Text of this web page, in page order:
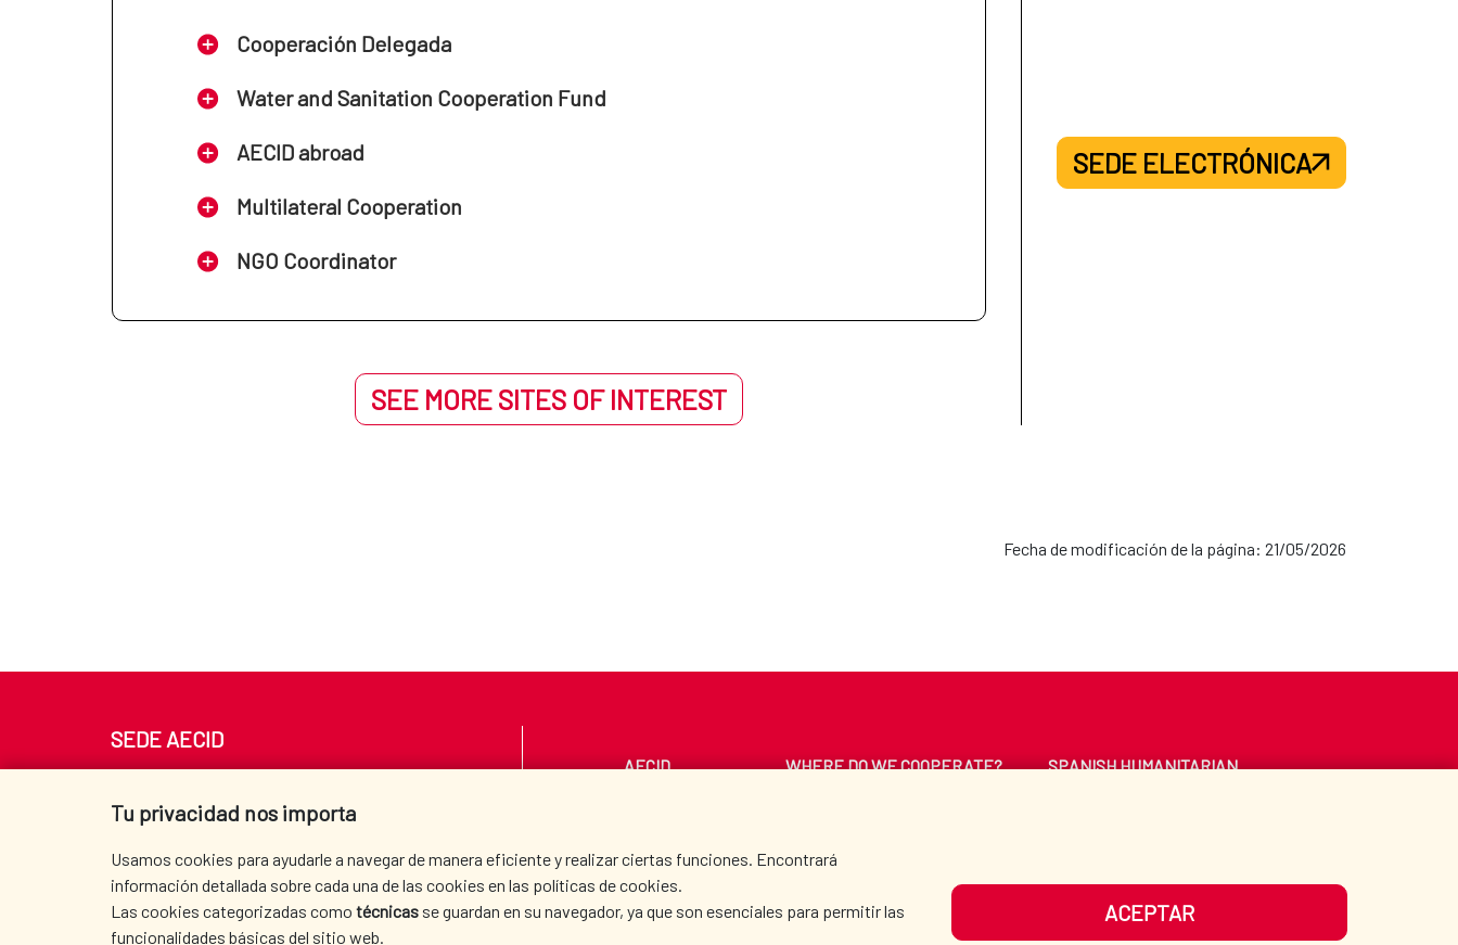
Cooperación Delegada
Water and Sanitation Cooperation Fund
AECID abroad
Multilateral Cooperation
NGO Coordinator
SEE MORE SITES OF INTEREST
SEDE ELECTRÓNICA
Fecha de modificación de la página: 21/05/2026
Tu privacidad nos importa
Usamos cookies para ayudarle a navegar de manera eficiente y realizar ciertas funciones. Encontrará
información detallada sobre cada una de las cookies en las políticas de cookies.
Las cookies categorizadas como técnicas se guardan en su navegador, ya que son esenciales para permitir las
funcionalidades básicas del sitio web.
ACEPTAR
SEDE AECID
Tel. +34 900 20 30 54​​​​​​​
AECID WHERE DO WE COOPERATE?
SPANISH HUMANITARIAN
PRESS ROOM CULTURE AND SCIENCE